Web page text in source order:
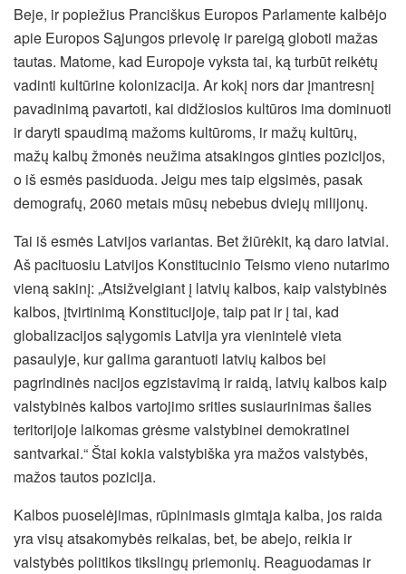
Beje, ir popiežius Pranciškus Europos Parlamente kalbėjo
apie Europos Sąjungos prievolę ir pareigą globoti mažas
tautas. Matome, kad Europoje vyksta tai, ką turbūt reikėtų
vadinti kultūrine kolonizacija. Ar kokį nors dar įmantresnį
pavadinimą pavartoti, kai didžiosios kultūros ima dominuoti
ir daryti spaudimą mažoms kultūroms, ir mažų kultūrų,
mažų kalbų žmonės neužima atsakingos ginties pozicijos,
o iš esmės pasiduoda. Jeigu mes taip elgsimės, pasak
demografų, 2060 metais mūsų nebebus dviejų milijonų.
Tai iš esmės Latvijos variantas. Bet žiūrėkit, ką daro latviai.
Aš pacituosiu Latvijos Konstitucinio Teismo vieno nutarimo
vieną sakinį: „Atsižvelgiant į latvių kalbos, kaip valstybinės
kalbos, įtvirtinimą Konstitucijoje, taip pat ir į tai, kad
globalizacijos sąlygomis Latvija yra vienintelė vieta
pasaulyje, kur galima garantuoti latvių kalbos bei
pagrindinės nacijos egzistavimą ir raidą, latvių kalbos kaip
valstybinės kalbos vartojimo srities susiaurinimas šalies
teritorijoje laikomas grėsme valstybinei demokratinei
santvarkai.“ Štai kokia valstybiška yra mažos valstybės,
mažos tautos pozicija.
Kalbos puoselėjimas, rūpinimasis gimtąja kalba, jos raida
yra visų atsakomybės reikalas, bet, be abejo, reikia ir
valstybės politikos tikslingų priemonių. Reaguodamas ir